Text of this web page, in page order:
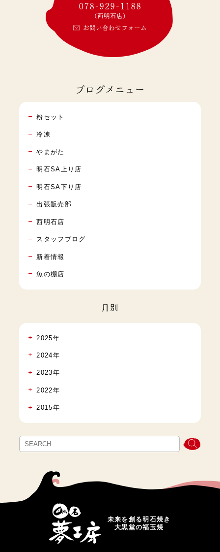
078-929-1188
(西明石店)
お問い合わせフォーム
ブログメニュー
粉セット
冷凍
やまがた
明石SA上り店
明石SA下り店
出張販売部
西明石店
スタッフブログ
新着情報
魚の棚店
月別
2025年
2024年
2023年
2022年
2015年
未来を創る明石焼き
大黒堂の福玉焼